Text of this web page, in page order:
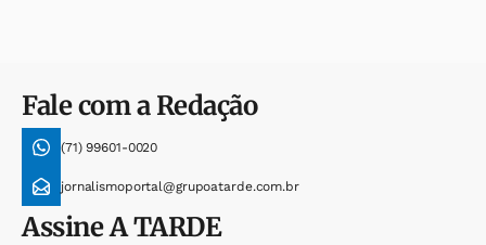
Fale com a Redação
(71) 99601-0020
jornalismoportal@grupoatarde.com.br
AssineA TARDE